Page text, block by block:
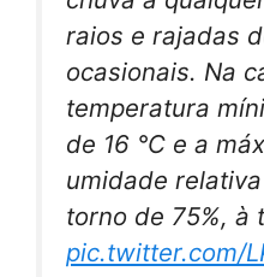
raios e rajadas
ocasionais. Na
temperatura
de 16 °C e a
umidade
torno de 75%, à
pic.twitter.com/